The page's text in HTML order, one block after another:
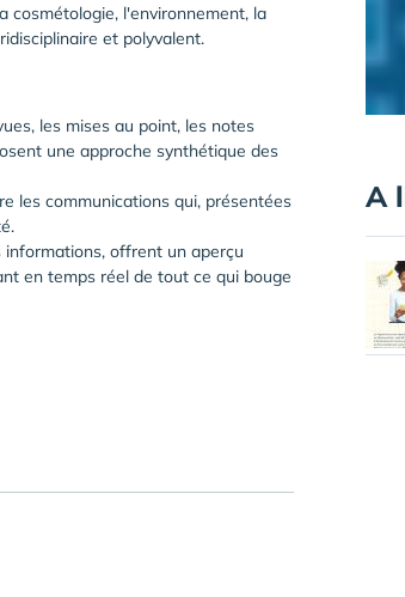
cosmétologie, l'environnement, la
et polyvalent.
les mises au point, les notes
une approche synthétique des
les communications qui, présentées
offrent un aperçu
en temps réel de tout ce qui bouge
A